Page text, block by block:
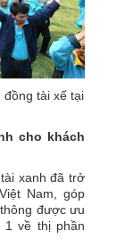
đồng tài xế tại
cho khách
xanh đã trở
Nam, góp
được ưu
1 về thị phần